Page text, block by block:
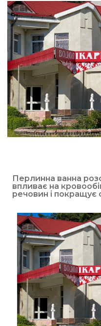
Перлинна ванна
впливає на
речовин і покращує